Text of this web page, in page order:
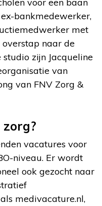
bankmedewerker,
met
naar de
zijn Jacqueline
van
van FNV Zorg &
vacatures voor
niveau. Er wordt
ook gezocht naar
medivacature.nl,